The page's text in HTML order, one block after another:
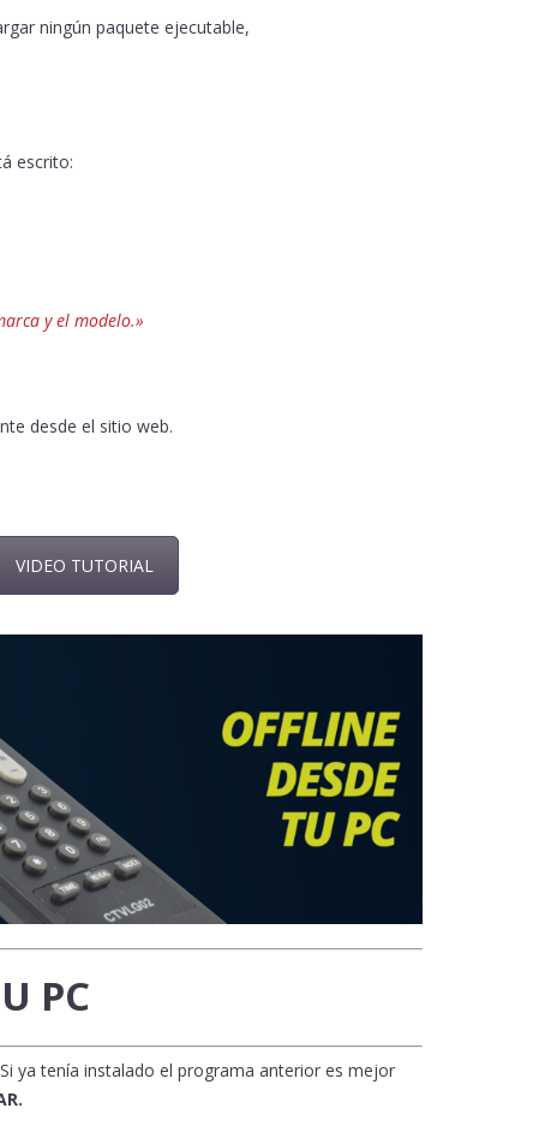
ningún paquete ejecutable,
escrito:
y el modelo.»
desde el sitio web.
VIDEO TUTORIAL
PC
ya tenía instalado el programa anterior es mejor